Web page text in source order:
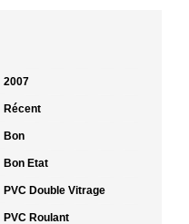
2007
Récent
Bon
Bon Etat
PVC Double Vitrage
PVC Roulant